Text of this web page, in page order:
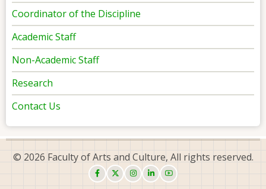
Coordinator of the Discipline
Academic Staff
Non-Academic Staff
Research
Contact Us
© 2026 Faculty of Arts and Culture, All rights reserved.